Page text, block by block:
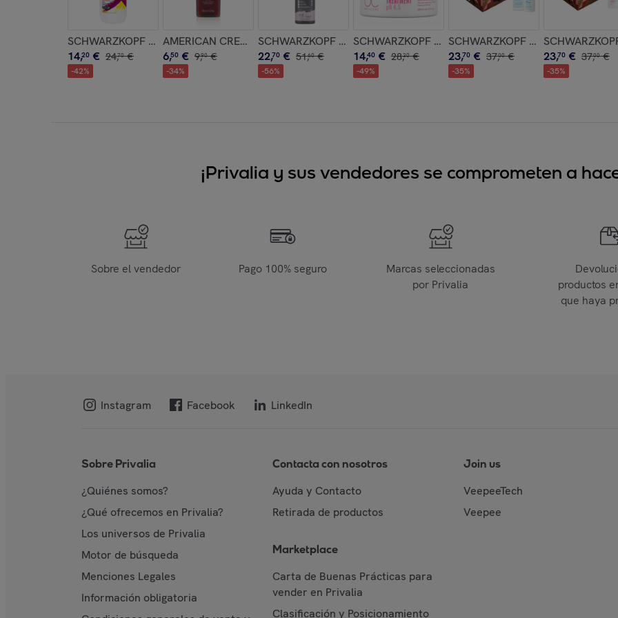
SCHWARZKOPF Good Bye Yellow Shampoo Antigiallo 300ml
14,20 € 24,70 €
-42%
AMERICAN CREW Daily Cleansing Shampoo 100ml
6,50 € 9,90 €
-34%
SCHWARZKOPF Chroma ID Bonding Color Mask Dusty Pink 9.5-19 300ml
22,70 € 51,60 €
-56%
SCHWARZKOPF BC Color Freeze Silver Treatment
14,40 € 28,30 €
-49%
SCHWARZKOPF Set BC
23,70 € 37,00 €
-35%
23,70 € 37,00 €
-35%
¡Privalia y sus vendedores se comprometen a
Sobre el vendedor Pago 100% seguro
Marcas seleccionadas
por Privalia
productos
que haya
Instagram Facebook LinkedIn
Sobre Privalia
¿Quiénes somos?
¿Qué ofrecemos en Privalia?
Los universos de Privalia
Motor de búsqueda
Menciones Legales
Información obligatoria
Contacta con nosotros
Ayuda y Contacto
Retirada de productos
Marketplace
Carta de Buenas Prácticas para
vender en Privalia
Clasificación y Posicionamiento
Join us
VeepeeTech
Veepee